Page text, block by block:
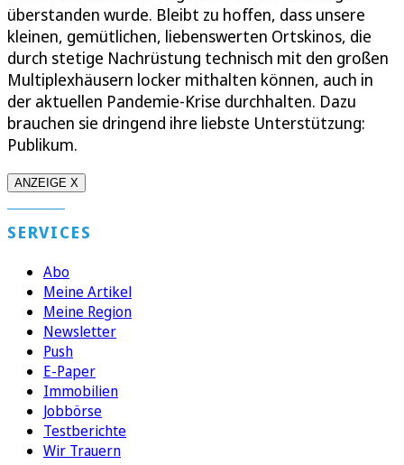
überstanden wurde. Bleibt zu hoffen, dass unsere
kleinen, gemütlichen, liebenswerten Ortskinos, die
durch stetige Nachrüstung technisch mit den großen
Multiplexhäusern locker mithalten können, auch in
der aktuellen Pandemie-Krise durchhalten. Dazu
brauchen sie dringend ihre liebste Unterstützung:
Publikum.
ANZEIGE X
SERVICES
Abo
Meine Artikel
Meine Region
Newsletter
Push
E-Paper
Immobilien
Jobbörse
Testberichte
Wir Trauern